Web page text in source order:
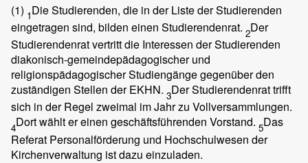
(1) 1Die Studierenden, die in der Liste der Studierenden
eingetragen sind, bilden einen Studierendenrat. 2Der
Studierendenrat vertritt die Interessen der Studierenden
diakonisch-gemeindepädagogischer und
religionspädagogischer Studiengänge gegenüber den
zuständigen Stellen der EKHN. 3Der Studierendenrat trifft
sich in der Regel zweimal im Jahr zu Vollversammlungen.
4Dort wählt er einen geschäftsführenden Vorstand. 5Das
Referat Personalförderung und Hochschulwesen der
Kirchenverwaltung ist dazu einzuladen.